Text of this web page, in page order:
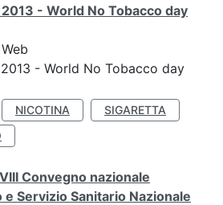
2013 - World No Tobacco day
2013 - World No Tobacco day
NICOTINA
SIGARETTA
Convegno nazionale
e Servizio Sanitario Nazionale